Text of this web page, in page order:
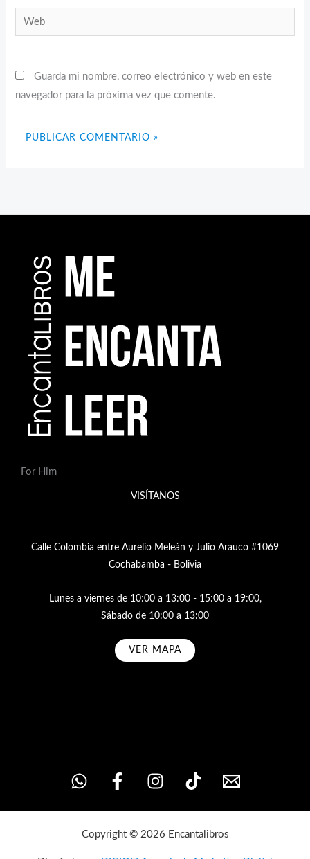
Web
Guarda mi nombre, correo electrónico y web en este
navegador para la próxima vez que comente.
For Him
VISÍTANOS
Calle Colombia entre Aurelio Meleán y Julio Arauco #1069
Cochabamba - Bolivia
Lunes a viernes de 10:00 a 13:00 - 15:00 a 19:00,
Sábado de 10:00 a 13:00
VER MAPA
Copyright © 2026 Encantalibros